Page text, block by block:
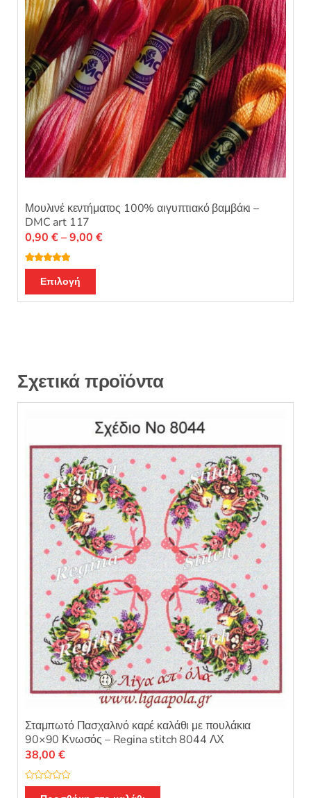
Μουλινέ κεντήματος 100% αιγυπτιακό βαμβάκι –
DMC art 117
Βαθμολογή
θηκε με4.96
από 5
0,90 €–9,00 €Price
9,00 €
Επιλογή
το
Οι
επιλογές
να
επιλεγούν
στη
σελίδα
του
προϊόντος
Σχετικά προϊόντα
Σταμπωτό Πασχαλινό καρέ καλάθι με πουλάκια
90×90 Κνωσός – Regina stitch 8044 ΛΧ
Β
38,00 €